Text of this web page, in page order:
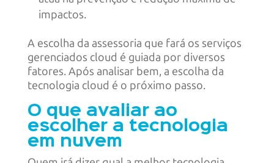
impactos.
A escolha da assessoria que fará os serviços
gerenciados cloud é guiada por diversos
fatores. Após analisar bem, a escolha da
tecnologia cloud é o próximo passo.
O que avaliar ao
escolher a tecnologia
em nuvem